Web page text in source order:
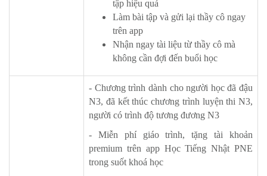
tập hiệu quả
Làm bài tập và gửi lại thầy cô ngay
trên app
Nhận ngay tài liệu từ thầy cô mà
không cần đợi đến buổi học
- Chương trình dành cho người học đã đậu
N3, đã kết thúc chương trình luyện thi N3,
người có trình độ tương đương N3
- Miễn phí giáo trình, tặng tài khoản
premium trên app Học Tiếng Nhật PNE
trong suốt khoá học